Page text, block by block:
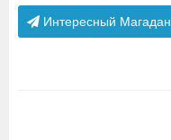
Интересный Магадан